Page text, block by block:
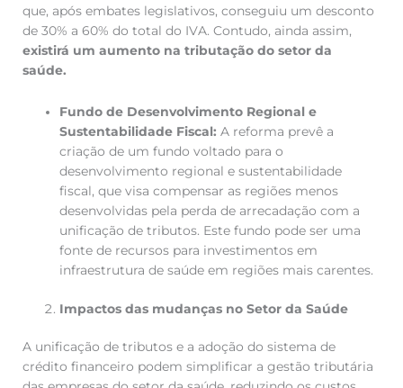
que, após embates legislativos, conseguiu um desconto
de 30% a 60% do total do IVA. Contudo, ainda assim,
existirá um aumento na tributação do setor da
saúde.
Fundo de Desenvolvimento Regional e
Sustentabilidade Fiscal: A reforma prevê a
criação de um fundo voltado para o
desenvolvimento regional e sustentabilidade
fiscal, que visa compensar as regiões menos
desenvolvidas pela perda de arrecadação com a
unificação de tributos. Este fundo pode ser uma
fonte de recursos para investimentos em
infraestrutura de saúde em regiões mais carentes.
Impactos das mudanças no Setor da Saúde
A unificação de tributos e a adoção do sistema de
crédito financeiro podem simplificar a gestão tributária